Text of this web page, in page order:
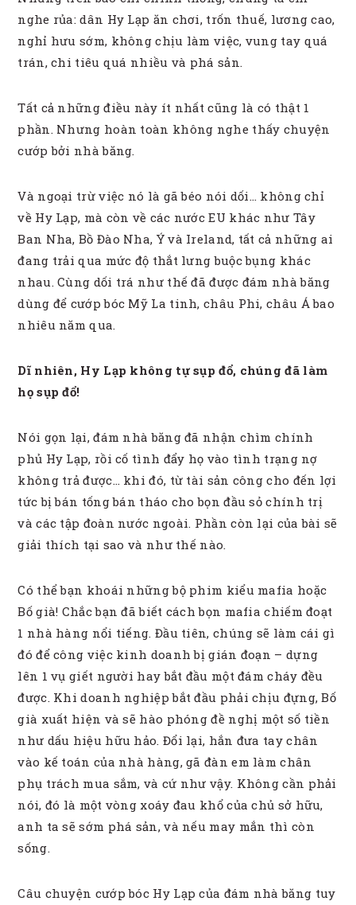
nghe rủa: dân Hy Lạp ăn chơi, trốn thuế, lương cao,
nghỉ hưu sớm, không chịu làm việc, vung tay quá
trán, chi tiêu quá nhiều và phá sản.
Tất cả những điều này ít nhất cũng là có thật 1
phần. Nhưng hoàn toàn không nghe thấy chuyện
cướp bởi nhà băng.
Và ngoại trừ việc nó là gã béo nói dối… không chỉ
về Hy Lạp, mà còn về các nước EU khác như Tây
Ban Nha, Bồ Đào Nha, Ý và Ireland, tất cả những ai
đang trải qua mức độ thắt lưng buộc bụng khác
nhau. Cùng dối trá như thế đã được đám nhà băng
dùng để cướp bóc Mỹ La tinh, châu Phi, châu Á bao
nhiêu năm qua.
Dĩ nhiên, Hy Lạp không tự sụp đổ, chúng đã làm
họ sụp đổ!
Nói gọn lại, đám nhà băng đã nhận chìm chính
phủ Hy Lạp, rồi cố tình đẩy họ vào tình trạng nợ
không trả được… khi đó, từ tài sản công cho đến lợi
tức bị bán tống bán tháo cho bọn đầu sỏ chính trị
và các tập đoàn nước ngoài. Phần còn lại của bài sẽ
giải thích tại sao và như thế nào.
Có thể bạn khoái những bộ phim kiểu mafia hoặc
Bố già! Chắc bạn đã biết cách bọn mafia chiếm đoạt
1 nhà hàng nổi tiếng. Đầu tiên, chúng sẽ làm cái gì
đó để công việc kinh doanh bị gián đoạn – dựng
lên 1 vụ giết người hay bắt đầu một đám cháy đều
được. Khi doanh nghiệp bắt đầu phải chịu đựng, Bố
già xuất hiện và sẽ hào phóng đề nghị một số tiền
như dấu hiệu hữu hảo. Đổi lại, hắn đưa tay chân
vào kế toán của nhà hàng, gã đàn em làm chân
phụ trách mua sắm, và cứ như vậy. Không cần phải
nói, đó là một vòng xoáy đau khổ của chủ sở hữu,
anh ta sẽ sớm phá sản, và nếu may mắn thì còn
sống.
Câu chuyện cướp bóc Hy Lạp của đám nhà băng tuy